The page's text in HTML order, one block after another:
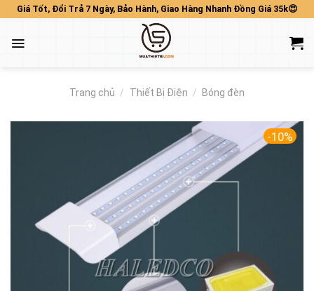
Skip
content
Giá Tốt, Đổi Trả 7 Ngày, Bảo Hành, Giao Hàng Nhanh Đồng Giá 35k😍
Trang chủ / Thiết Bị Điện / Bóng đèn
-10%